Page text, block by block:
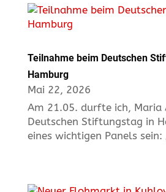
Teilnahme beim Deutschen
Hamburg
Mai 22, 2026
Am 21.05. durfte ich, Maria
Deutschen Stiftungstag in
eines wichtigen Panels sein: